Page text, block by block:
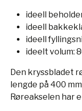
ideell
ideell
ideell
ideelt volum:
Den kryssbladet
lengde på 400
Røreakselen har